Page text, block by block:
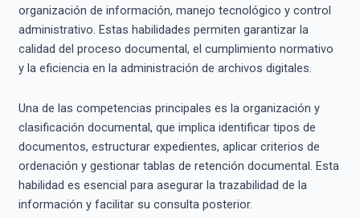
organización de información, manejo tecnológico y control
administrativo. Estas habilidades permiten garantizar la
calidad del proceso documental, el cumplimiento normativo
y la eficiencia en la administración de archivos digitales.
Una de las competencias principales es la organización y
clasificación documental, que implica identificar tipos de
documentos, estructurar expedientes, aplicar criterios de
ordenación y gestionar tablas de retención documental. Esta
habilidad es esencial para asegurar la trazabilidad de la
información y facilitar su consulta posterior.